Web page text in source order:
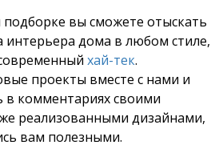
вы сможете отыскать
интерьера дома в любом стиле,
хай-тек.
проекты вместе с нами и
в комментариях своими
реализованными дизайнами,
вам полезными.